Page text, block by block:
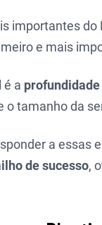
importantes
e mais
é a
o tamanho da
a essas
de sucesso,